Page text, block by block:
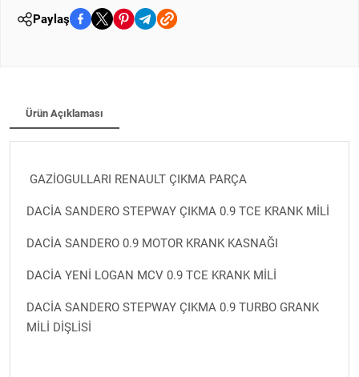
Paylaş
Ürün Açıklaması
GAZİOGULLARI RENAULT ÇIKMA PARÇA
DACİA SANDERO STEPWAY ÇIKMA 0.9 TCE KRANK MİLİ
DACİA SANDERO 0.9 MOTOR KRANK KASNAĞI
DACİA YENİ LOGAN MCV 0.9 TCE KRANK MİLİ
DACİA SANDERO STEPWAY ÇIKMA 0.9 TURBO GRANK
MİLİ DİŞLİSİ